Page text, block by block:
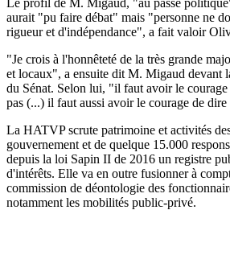
aurait "pu faire débat" mais "personne ne
rigueur et d'indépendance", a fait valoir
"Je crois à l'honnêteté de la très grande
et locaux", a ensuite dit M. Migaud devant
du Sénat. Selon lui, "il faut avoir le courage
pas (...) il faut aussi avoir le courage de
La HATVP scrute patrimoine et activités
gouvernement et de quelque 15.000
depuis la loi Sapin II de 2016 un registre
d'intérêts. Elle va en outre fusionner à
commission de déontologie des
notamment les mobilités public-privé.